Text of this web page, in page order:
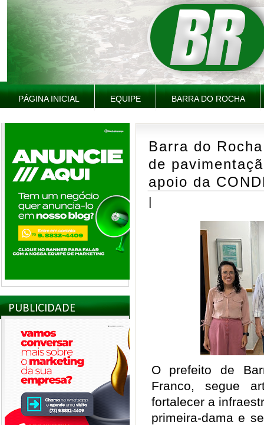
PÁGINA INICIAL EQUIPE BARRA DO ROCHA
PUBLICIDADE
Barra do
de
apoio da
|
O prefeito de
Franco, segue
fortalecer a
primeira-dama e